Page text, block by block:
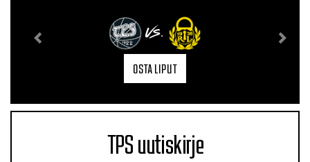
VS.
OSTA LIPUT
TPS uutiskirje